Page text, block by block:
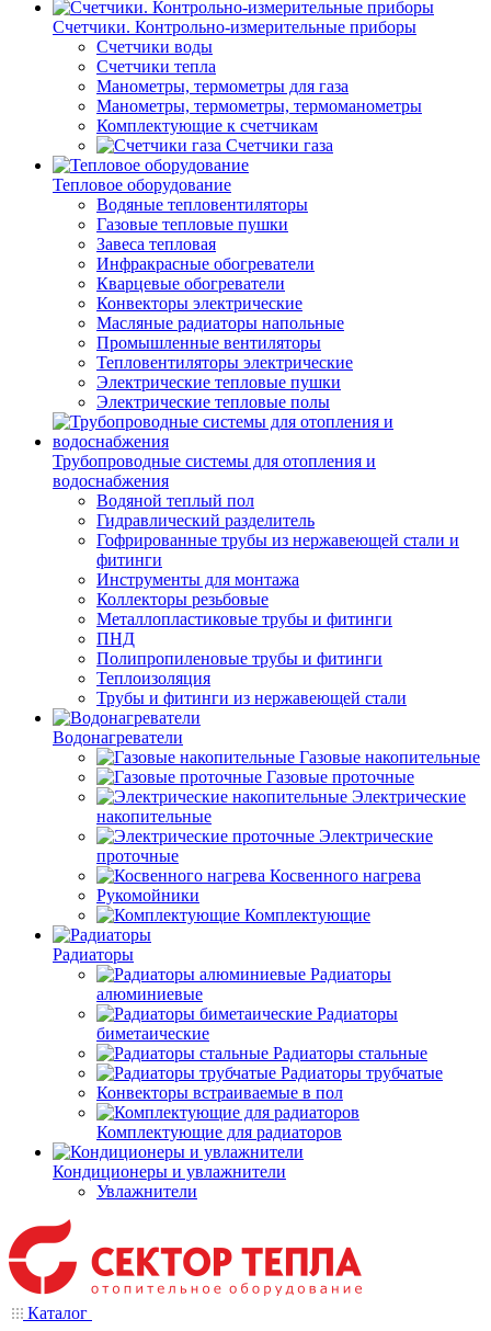
Счетчики. Контрольно-измерительные приборы
Счетчики воды
Счетчики тепла
Манометры, термометры для газа
Манометры, термометры, термоманометры
Комплектующие к счетчикам
Счетчики газа
Тепловое оборудование
Водяные тепловентиляторы
Газовые тепловые пушки
Завеса тепловая
Инфракрасные обогреватели
Кварцевые обогреватели
Конвекторы электрические
Масляные радиаторы напольные
Промышленные вентиляторы
Тепловентиляторы электрические
Электрические тепловые пушки
Электрические тепловые полы
Трубопроводные системы для отопления и
водоснабжения
Водяной теплый пол
Гидравлический разделитель
Гофрированные трубы из нержавеющей стали и
фитинги
Инструменты для монтажа
Коллекторы резьбовые
Металлопластиковые трубы и фитинги
ПНД
Полипропиленовые трубы и фитинги
Теплоизоляция
Трубы и фитинги из нержавеющей стали
Водонагреватели
Газовые накопительные
Газовые проточные
Электрические
накопительные
Электрические
проточные
Косвенного нагрева
Рукомойники
Комплектующие
Радиаторы
Радиаторы
алюминиевые
Радиаторы
биметаические
Радиаторы стальные
Радиаторы трубчатые
Конвекторы встраиваемые в пол
Комплектующие для радиаторов
Кондиционеры и увлажнители
Увлажнители
Каталог